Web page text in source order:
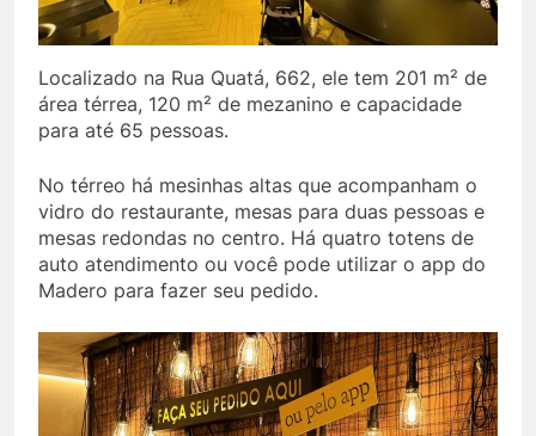
Localizado na Rua Quatá, 662, ele tem 201 m² de
área térrea, 120 m² de mezanino e capacidade
para até 65 pessoas.
No térreo há mesinhas altas que acompanham o
vidro do restaurante, mesas para duas pessoas e
mesas redondas no centro. Há quatro totens de
auto atendimento ou você pode utilizar o app do
Madero para fazer seu pedido.